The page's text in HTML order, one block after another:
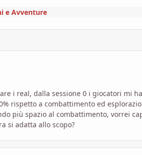
e Avventure
i real, dalla sessione 0 i giocatori mi
rispetto a combattimento ed
più spazio al combattimento, vorrei
si adatta allo scopo?